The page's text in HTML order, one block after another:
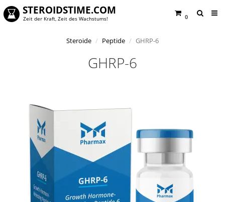
0
STEROIDSTIME.COM
Zeit der Kraft, Zeit des Wachstums!
Steroide Peptide GHRP-6
GHRP-6